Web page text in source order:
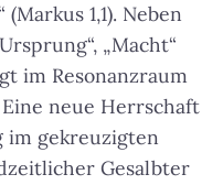
1,1). Neben
„Macht“
im Resonanzraum
neue Herrschaft
gekreuzigten
Gesalbter